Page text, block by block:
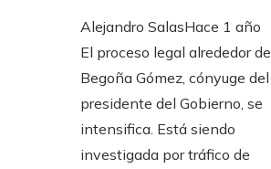
Alejandro SalasHace 1 año
El proceso legal alrededor de
Begoña Gómez, cónyuge del
presidente del Gobierno, se
intensifica. Está siendo
investigada por tráfico de